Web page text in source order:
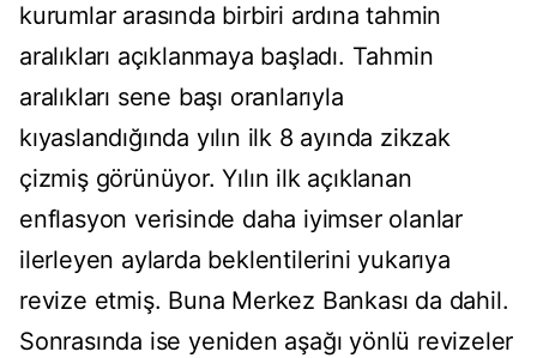
kurumlar arasında birbiri ardına tahmin
aralıkları açıklanmaya başladı. Tahmin
aralıkları sene başı oranlarıyla
kıyaslandığında yılın ilk 8 ayında zikzak
çizmiş görünüyor. Yılın ilk açıklanan
enflasyon verisinde daha iyimser olanlar
ilerleyen aylarda beklentilerini yukarıya
revize etmiş. Buna Merkez Bankası da dahil.
Sonrasında ise yeniden aşağı yönlü revizeler